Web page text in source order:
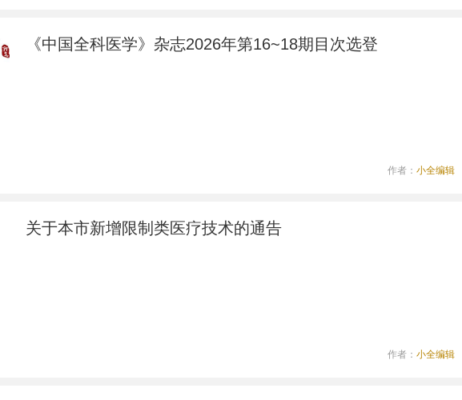
《中国全科医学》杂志2026年第16~18期目次选登
作者： 小全编辑
关于本市新增限制类医疗技术的通告
作者： 小全编辑